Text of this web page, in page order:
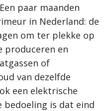
paar maanden
in Nederland: de
om ter plekke op
produceren en
of
van dezelfde
een elektrische
bedoeling is dat eind